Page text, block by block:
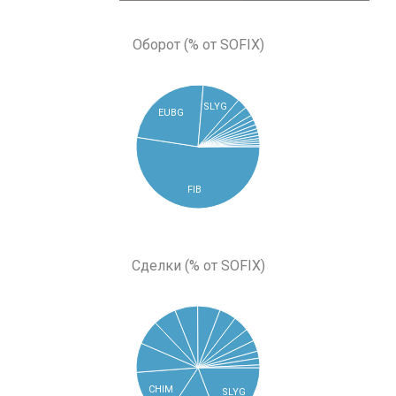
Оборот (% от SOFIX)
FIB
EUBG
SLYG
Сделки (% от SOFIX)
SLYG
CHIM